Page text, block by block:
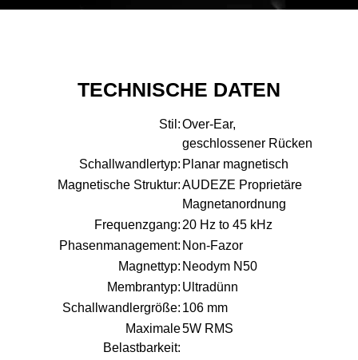
TECHNISCHE DATEN
Stil:Over-Ear,
geschlossener Rücken
Schallwandlertyp: Planar magnetisch
Magnetische Struktur:AUDEZE Proprietäre
Magnetanordnung
Frequenzgang: 20 Hz to 45 kHz
Phasenmanagement: Non-Fazor
Magnettyp: Neodym N50
Membrantyp: Ultradünn
Schallwandlergröße: 106 mm
Maximale
Belastbarkeit:
5W RMS